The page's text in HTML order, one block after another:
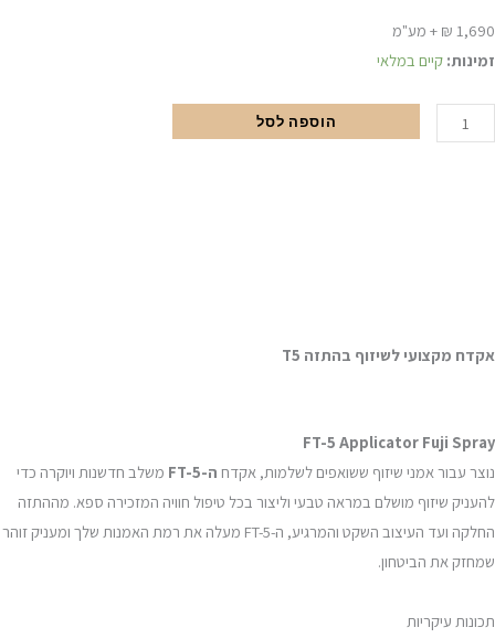
1,690 ₪ + מע"מ
זמינות: קיים במלאי
כמות
אקדח
מקצועי
הוספה לסל
אקדח מקצועי לשיזוף בהתזה T5
FT-5 Applicator Fuji Spray
נוצר עבור אמני שיזוף ששואפים לשלמות, אקדח ה-FT-5
משלב חדשנות ויוקרה כדי
להעניק שיזוף מושלם במראה טבעי וליצור בכל טיפול חוויה המזכירה ספא. מההתזה
החלקה ועד העיצוב השקט והמרגיע, ה-FT-5 מעלה את רמת האמנות שלך ומעניק זוהר
שמחזק את הביטחון.
תכונות עיקריות